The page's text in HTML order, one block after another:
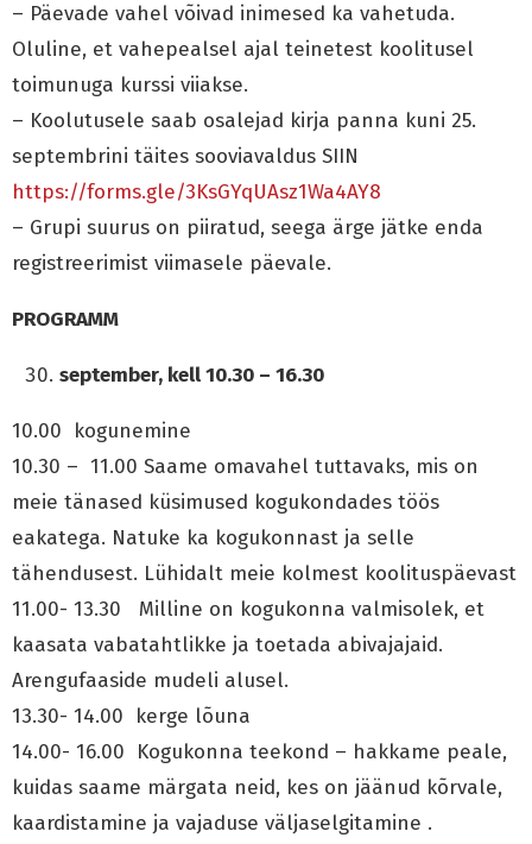
– Päevade vahel võivad inimesed ka vahetuda.
Oluline, et vahepealsel ajal teinetest koolitusel
toimunuga kurssi viiakse.
– Koolutusele saab osalejad kirja panna kuni 25.
septembrini täites sooviavaldus SIIN
https://forms.gle/3KsGYqUAsz1Wa4AY8
– Grupi suurus on piiratud, seega ärge jätke enda
registreerimist viimasele päevale.
PROGRAMM
september, kell 10.30 – 16.30
10.00 kogunemine
10.30 – 11.00 Saame omavahel tuttavaks, mis on
meie tänased küsimused kogukondades töös
eakatega. Natuke ka kogukonnast ja selle
tähendusest. Lühidalt meie kolmest koolituspäevast
11.00- 13.30 Milline on kogukonna valmisolek, et
kaasata vabatahtlikke ja toetada abivajajaid.
Arengufaaside mudeli alusel.
13.30- 14.00 kerge lõuna
14.00- 16.00 Kogukonna teekond – hakkame peale,
kuidas saame märgata neid, kes on jäänud kõrvale,
kaardistamine ja vajaduse väljaselgitamine .